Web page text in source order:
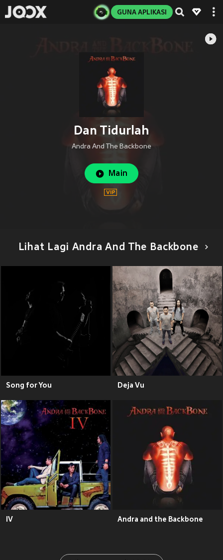
GUNA APLIKASI
Dan Tidurlah
Andra And The Backbone
Main
Lihat Lagi Andra And The Backbone
Song for You Deja Vu
IV Andra and the Backbone